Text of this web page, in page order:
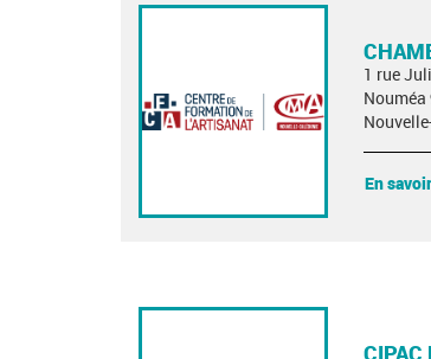
1 rue
Nouméa
En
CIPAC